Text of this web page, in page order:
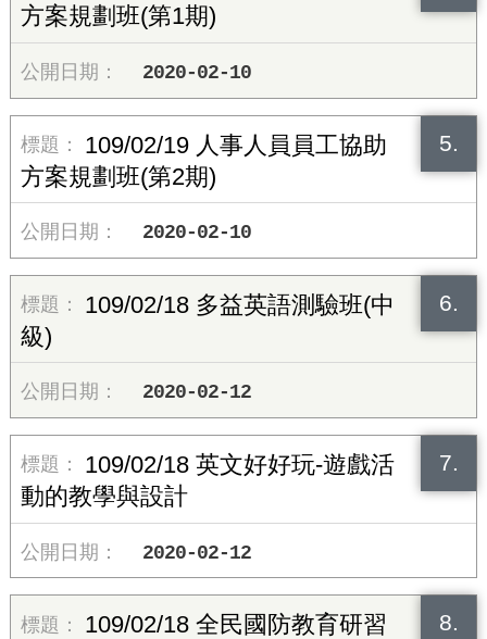
方案規劃班(第1期)
2020-02-10
5.
109/02/19 人事人員員工協助
方案規劃班(第2期)
2020-02-10
6.
109/02/18 多益英語測驗班(中
級)
2020-02-12
7.
109/02/18 英文好好玩-遊戲活
動的教學與設計
2020-02-12
8.
109/02/18 全民國防教育研習